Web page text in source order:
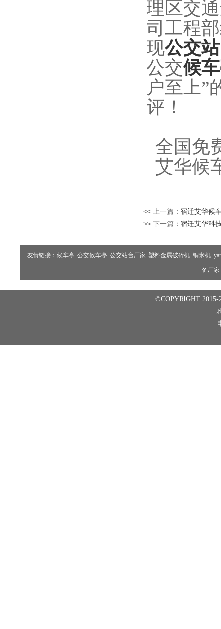
理区交
司工程
现公交
公交候
户至上”
评！
全国免
艾华候
<< 上一篇： 宿迁艾华候
>> 下一篇： 宿迁艾华科
友情链接： 候车亭 公交候车亭 公交站台厂家 塑料金属破碎机 铜米机
备厂家
©COPYRIGHT 2015-